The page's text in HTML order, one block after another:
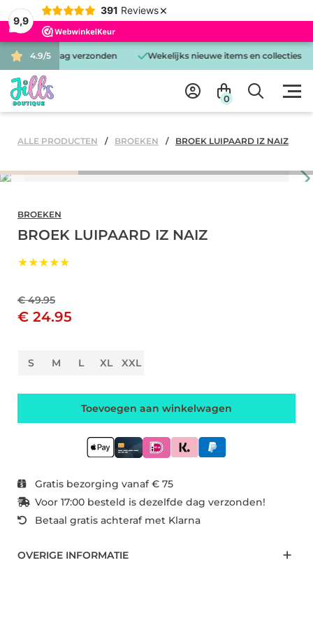
9,9
391 Reviews ×
4.9/5
is dezelfde dag verzonden Wekelijks nieuwe items en collecties
0
ALLE PRODUCTEN BROEKEN BROEK LUIPAARD IZ NAIZ
BROEKEN
BROEK LUIPAARD IZ NAIZ
★★★★★
€ 49.95
€ 24.95
S M L XL XXL
Toevoegen aan winkelwagen
Gratis bezorging vanaf € 75
Voor 17:00 besteld is dezelfde dag verzonden!
Betaal gratis achteraf met Klarna
OVERIGE INFORMATIE